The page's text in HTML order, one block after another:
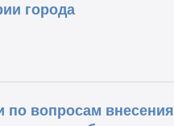
города
по вопросам внесения